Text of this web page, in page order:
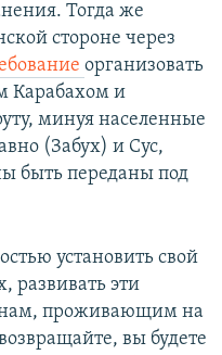
Тогда же
стороне через
организовать
Карабахом и
минуя населенные
(Забух) и Сус,
быть переданы под
установить свой
развивать эти
проживающим на
вы будете